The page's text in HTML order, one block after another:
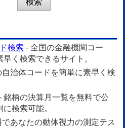
検索 - 全国の金融機関コー
く検索できるサイト。
自治体コードを簡単に素早く検
銘柄の決算月一覧を無料で公
検索可能。
であなたの動体視力の測定テス